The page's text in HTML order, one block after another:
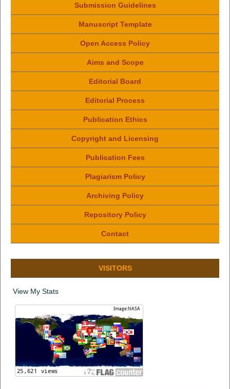
Submission Guidelines
Manuscript Template
Open Access Policy
Aims and Scope
Editorial Board
Editorial Process
Publication Ethics
Copyright and Licensing
Publication Fees
Plagiarism Policy
Archiving Policy
Repository Policy
Contact
VISITORS
View My Stats